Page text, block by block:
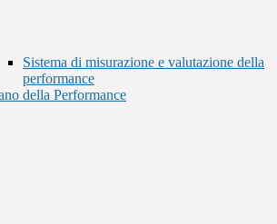
Sistema di misurazione e valutazione della
performance
della Performance